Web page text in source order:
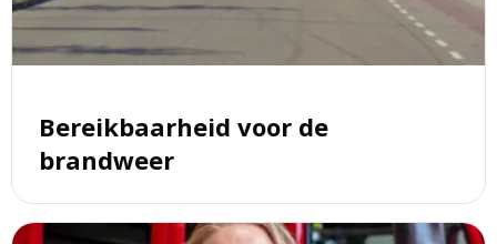
Bereikbaarheid voor de
brandweer
brandweer
Lees